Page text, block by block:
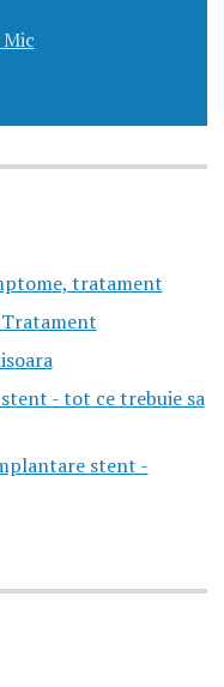
tratament
Tratament
- tot ce trebuie sa
stent -